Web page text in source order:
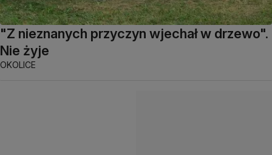
"Z nieznanych przyczyn wjechał w drzewo".
Nie żyje
OKOLICE